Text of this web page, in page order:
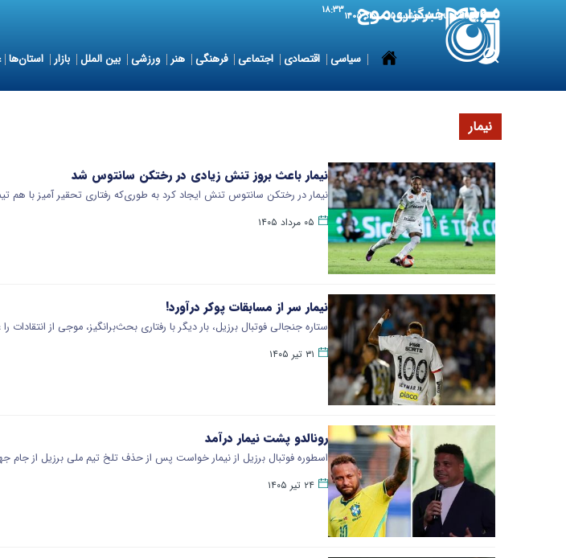
6 August 2026 پنجشنبه ۱۵ مرداد ۱۴۰۵ ۱۸:۳۳
سیاسی اقتصادی اجتماعی فرهنگی هنر ورزشی بین الملل بازار استان‌ها
نیمار
نیمار باعث بروز تنش زیادی در رختکن سانتوس شد
نیمار در رختکن سانتوس تنش ایجاد کرد به طوری‌که رفتاری تحقیر آمیز با
۰۵ مرداد ۱۴۰۵
نیمار سر از مسابقات پوکر درآورد!
ستاره جنجالی فوتبال برزیل، بار دیگر با رفتاری بحث‌برانگیز، موجی از انتقادات
۳۱ تیر ۱۴۰۵
رونالدو پشت نیمار درآمد
اسطوره فوتبال برزیل از نیمار خواست پس از حذف تلخ تیم ملی برزیل از جام جهانی ۲۰۲۶، برای اعلام خداحافظی از
۲۴ تیر ۱۴۰۵